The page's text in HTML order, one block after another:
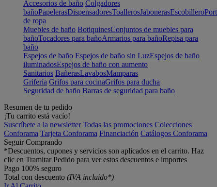
Accesorios de baño Colgadores
bañoPapelerasDispensadoresToallerosJabonerasEscobillero
de ropa
Muebles de baño BotiquinesConjuntos de muebles para
bañoTocadores para bañoArmarios para bañoRepisa para
baño
Espejos de baño Espejos de baño sin LuzEspejos de baño
iluminadosEspejos de baño con aumento
Sanitarios BañerasLavabosMamparas
Grifería Grifos para cocinaGrifos para ducha
Seguridad de baño Barras de seguridad para baño
Resumen de tu pedido
¡Tu carrito está vacío!
Suscríbete a la newsletter Todas las promociones Colecciones
Conforama Tarjeta Conforama Financiación Catálogos Conforama
Seguir Comprando
*Descuentos, cupones y servicios son aplicados en el carrito. Haz
clic en Tramitar Pedido para ver estos descuentos e importes
Pago 100% seguro
Total con descuento (IVA incluido*)